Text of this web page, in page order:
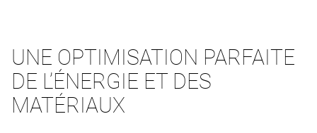
UNE OPTIMISATION PARFAITE
DE L’ÉNERGIE ET DES
MATÉRIAUX